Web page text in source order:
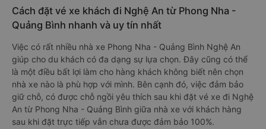
Cách đặt vé xe khách đi Nghệ An từ Phong Nha -
Quảng Bình nhanh và uy tín nhất
Việc có rất nhiều nhà xe Phong Nha - Quảng Bình Nghệ An
giúp cho du khách có đa dạng sự lựa chọn. Đây cũng có thể
là một điều bất lợi làm cho hàng khách không biết nên chọn
nhà xe nào là phù hợp với mình. Bên cạnh đó, việc đảm bảo
giữ chỗ, có được chỗ ngồi yêu thích sau khi đặt vé xe đi Nghệ
An từ Phong Nha - Quảng Bình giữa nhà xe với khách hàng
sau khi đặt trực tiếp vẫn chưa được đảm bảo 100%.